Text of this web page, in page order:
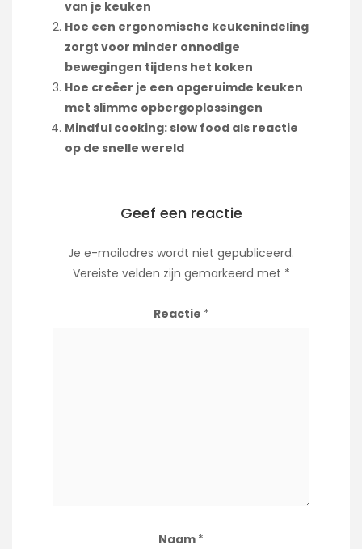
van je keuken
Hoe een ergonomische keukenindeling
zorgt voor minder onnodige
bewegingen tijdens het koken
Hoe creëer je een opgeruimde keuken
met slimme opbergoplossingen
Mindful cooking: slow food als reactie
op de snelle wereld
Geef een reactie
Je e-mailadres wordt niet gepubliceerd.
Vereiste velden zijn gemarkeerd met *
Reactie *
Naam *